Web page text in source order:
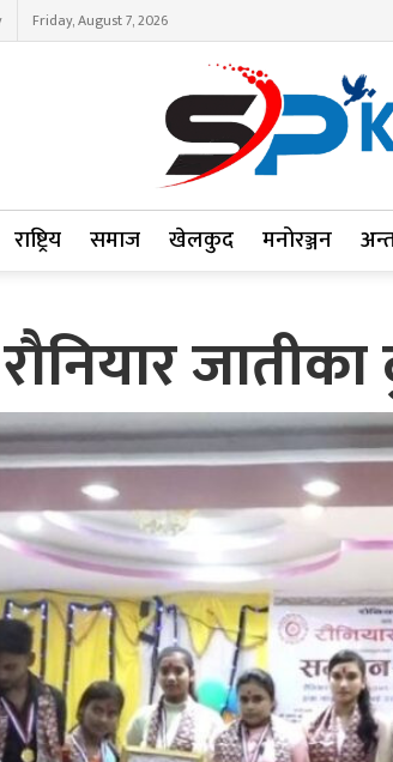
Friday, August 7, 2026
राष्ट्रिय समाज खेलकुद मनोरञ्जन
जातीका